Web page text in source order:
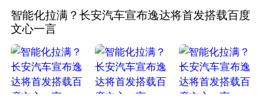
智能化拉满？长安汽车宣布逸达将首发搭载百度
文心一言